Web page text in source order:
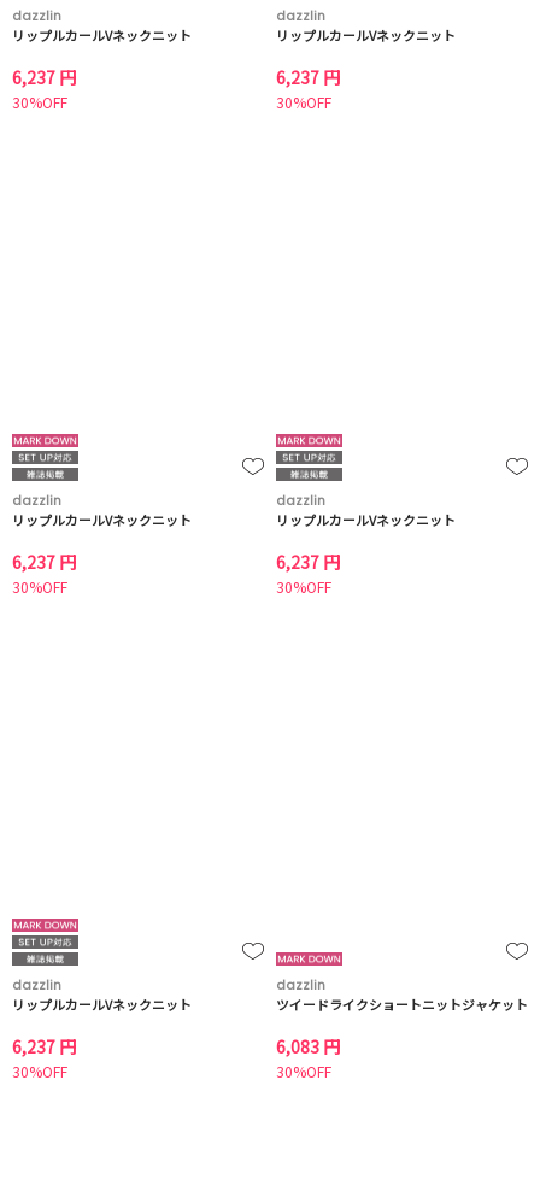
dazzlin
リップルカールVネックニット
6,237 円
30%OFF
dazzlin
リップルカールVネックニット
6,237 円
30%OFF
dazzlin
リップルカールVネックニット
6,237 円
30%OFF
dazzlin
リップルカールVネックニット
6,237 円
30%OFF
dazzlin
リップルカールVネックニット
6,237 円
30%OFF
dazzlin
ツイードライクショートニットジャケット
6,083 円
30%OFF